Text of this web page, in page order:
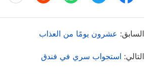
بعد بضعة شهور، عندما لم تعثر الشرطة
يهددون باعتقال عائلتنا بأكملها. فلم يكن
الأصغر وزوجته خيار سوى مغادرة منزلنا
السابق: عشرون يومًا من العذاب
التالي: استجواب سري في فندق